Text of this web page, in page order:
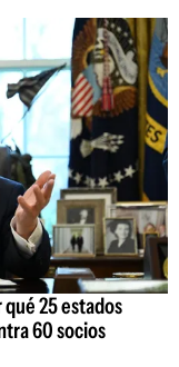
25 estados
60 socios